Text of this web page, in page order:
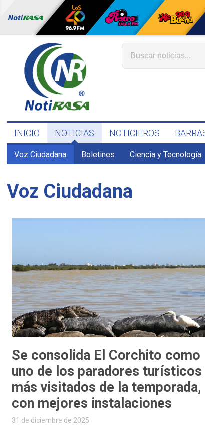
INICIO NOTICIAS NOTICIEROS
Voz Ciudadana Boletines Ciencia y Tecnología
Voz Ciudadana
Se consolida El Corchito como
uno de los paradores turísticos
más visitados de la temporada,
con mejores instalaciones
31 de diciembre de 2025